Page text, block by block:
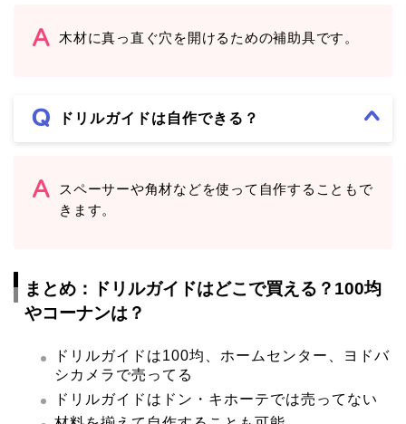
木材に真っ直ぐ穴を開けるための補助具です。
ドリルガイドは自作できる？
スペーサーや角材などを使って自作することもで
きます。
まとめ：ドリルガイドはどこで買える？100均
やコーナンは？
ドリルガイドは100均、ホームセンター、ヨドバ
シカメラで売ってる
ドリルガイドはドン・キホーテでは売ってない